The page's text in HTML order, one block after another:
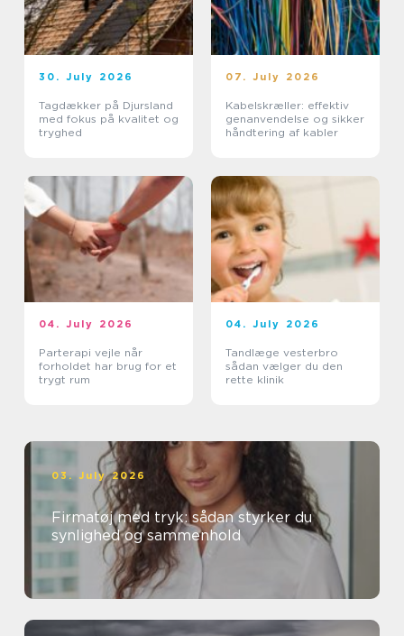
30. July 2026
Tagdækker på Djursland
med fokus på kvalitet og
tryghed
07. July 2026
Kabelskræller: effektiv
genanvendelse og sikker
håndtering af kabler
04. July 2026
Parterapi vejle når
forholdet har brug for et
trygt rum
04. July 2026
Tandlæge vesterbro
sådan vælger du den
rette klinik
03. July 2026
Firmatøj med tryk: sådan styrker du
synlighed og sammenhold